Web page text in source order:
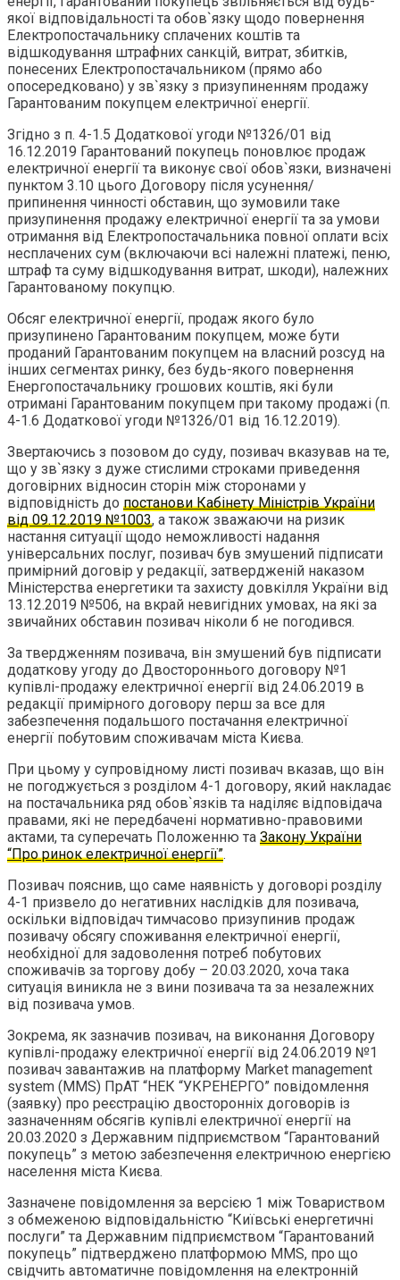
якої відповідальності та обов`язку щодо повернення
Електропостачальнику сплачених коштів та
відшкодування штрафних санкцій, витрат, збитків,
понесених Електропостачальником (прямо або
опосередковано) у зв`язку з призупиненням продажу
Гарантованим покупцем електричної енергії.
Згідно з п. 4-1.5 Додаткової угоди №1326/01 від
16.12.2019 Гарантований покупець поновлює продаж
електричної енергії та виконує свої обов`язки, визначені
пунктом 3.10 цього Договору після усунення/
припинення чинності обставин, що зумовили таке
призупинення продажу електричної енергії та за умови
отримання від Електропостачальника повної оплати всіх
несплачених сум (включаючи всі належні платежі, пеню,
штраф та суму відшкодування витрат, шкоди), належних
Гарантованому покупцю.
Обсяг електричної енергії, продаж якого було
призупинено Гарантованим покупцем, може бути
проданий Гарантованим покупцем на власний розсуд на
інших сегментах ринку, без будь-якого повернення
Енергопостачальнику грошових коштів, які були
отримані Гарантованим покупцем при такому продажі (п.
4-1.6 Додаткової угоди №1326/01 від 16.12.2019).
Звертаючись з позовом до суду, позивач вказував на те,
що у зв`язку з дуже стислими строками приведення
договірних відносин сторін між сторонами у
відповідність до постанови Кабінету Міністрів України
від 09.12.2019 №1003, а також зважаючи на ризик
настання ситуації щодо неможливості надання
універсальних послуг, позивач був змушений підписати
примірний договір у редакції, затвердженій наказом
Міністерства енергетики та захисту довкілля України від
13.12.2019 №506, на вкрай невигідних умовах, на які за
звичайних обставин позивач ніколи б не погодився.
За твердженням позивача, він змушений був підписати
додаткову угоду до Двостороннього договору №1
купівлі-продажу електричної енергії від 24.06.2019 в
редакції примірного договору перш за все для
забезпечення подальшого постачання електричної
енергії побутовим споживачам міста Києва.
При цьому у супровідному листі позивач вказав, що він
не погоджується з розділом 4-1 договору, який накладає
на постачальника ряд обов`язків та наділяє відповідача
правами, які не передбачені нормативно-правовими
актами, та суперечать Положенню та Закону України
“Про ринок електричної енергії”.
Позивач пояснив, що саме наявність у договорі розділу
4-1 призвело до негативних наслідків для позивача,
оскільки відповідач тимчасово призупинив продаж
позивачу обсягу споживання електричної енергії,
необхідної для задоволення потреб побутових
споживачів за торгову добу – 20.03.2020, хоча така
ситуація виникла не з вини позивача та за незалежних
від позивача умов.
Зокрема, як зазначив позивач, на виконання Договору
купівлі-продажу електричної енергії від 24.06.2019 №1
позивач завантажив на платформу Market management
system (MMS) ПрАТ “НЕК “УКРЕНЕРГО” повідомлення
(заявку) про реєстрацію двосторонніх договорів із
зазначенням обсягів купівлі електричної енергії на
20.03.2020 з Державним підприємством “Гарантований
покупець” з метою забезпечення електричною енергією
населення міста Києва.
Зазначене повідомлення за версією 1 між Товариством
з обмеженою відповідальністю “Київські енергетичні
послуги” та Державним підприємством “Гарантований
покупець” підтверджено платформою MMS, про що
свідчить автоматичне повідомлення на електронній